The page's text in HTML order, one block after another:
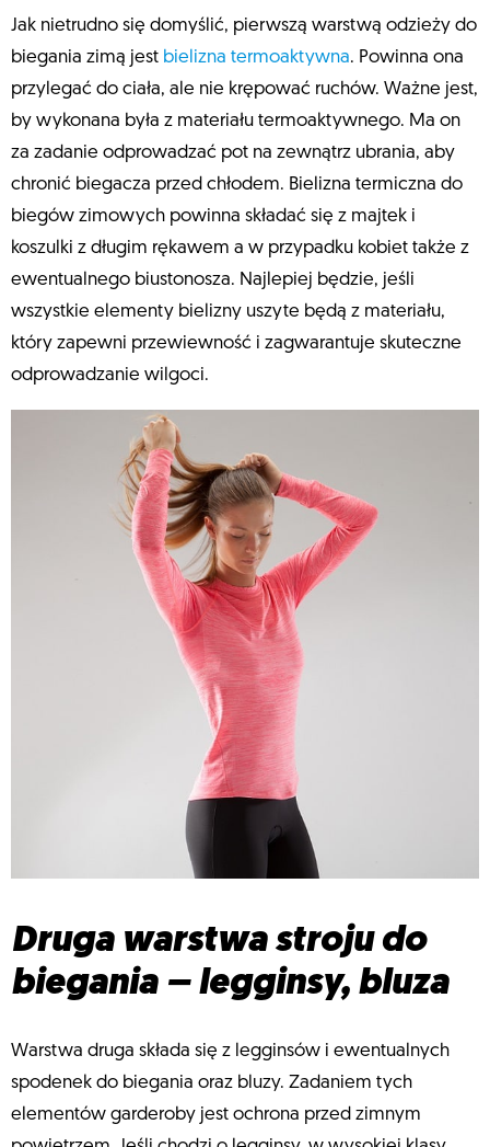
Jak nietrudno się domyślić, pierwszą warstwą odzieży do
biegania zimą jest bielizna termoaktywna. Powinna ona
przylegać do ciała, ale nie krępować ruchów. Ważne jest,
by wykonana była z materiału termoaktywnego. Ma on
za zadanie odprowadzać pot na zewnątrz ubrania, aby
chronić biegacza przed chłodem. Bielizna termiczna do
biegów zimowych powinna składać się z majtek i
koszulki z długim rękawem a w przypadku kobiet także z
ewentualnego biustonosza. Najlepiej będzie, jeśli
wszystkie elementy bielizny uszyte będą z materiału,
który zapewni przewiewność i zagwarantuje skuteczne
odprowadzanie wilgoci.
Druga warstwa stroju do
biegania – legginsy, bluza
Warstwa druga składa się z legginsów i ewentualnych
spodenek do biegania oraz bluzy. Zadaniem tych
elementów garderoby jest ochrona przed zimnym